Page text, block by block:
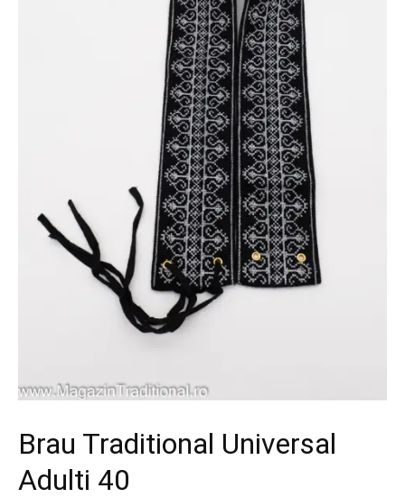
Brau Traditional Universal
Adulti 40